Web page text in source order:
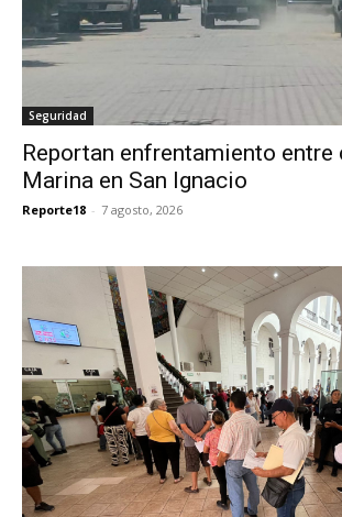
Seguridad
Reportan enfrentamiento
Marina en San Ignacio
Reporte18 - 7 agosto, 2026